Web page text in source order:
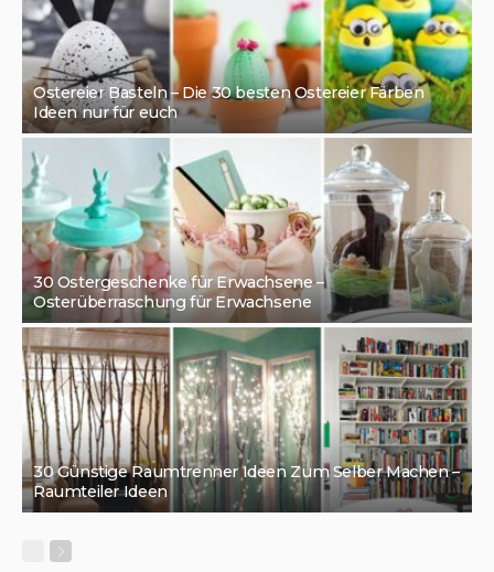
Ostereier Basteln – Die 30 besten Ostereier Färben
Ideen nur für euch
30 Ostergeschenke für Erwachsene –
Osterüberraschung für Erwachsene
30 Günstige Raumtrenner Ideen Zum Selber Machen –
Raumteiler Ideen